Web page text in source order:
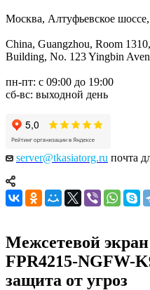
Москва, Алтуфьевское
China, Guangzhou, Room
Building, No. 123 Yingbin
пн-пт: с 09:00 до 19:00
сб-вс: выходной день
server@tkasiatorg.ru почта
Межсетевой
FPR4215-NGFW-
защита от угроз